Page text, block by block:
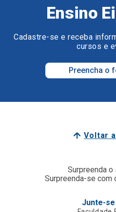
Ensino
Cadastre-se e receba
cursos e
Preencha o
Voltar
Surpreenda o
Surpreenda-se com
Junte-se